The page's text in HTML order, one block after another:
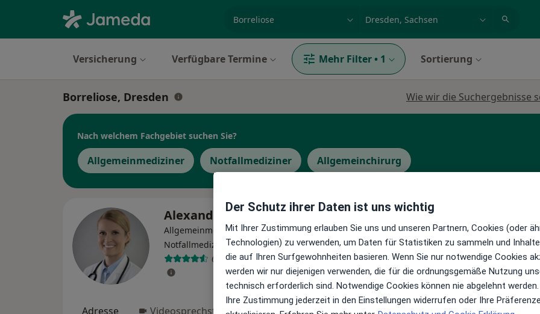
Versicherung Verfügbare Termine Mehr Filter • 1 Sortierung
Borreliose, Dresden Wie wir die Suchergebnisse
Nach welchem Fachgebiet suchen Sie?
Allgemeinmediziner Notfallmediziner Allgemeinchirurg
Alexandra Nitsche
Allgemeinmedizinerin,
Notfallmedizinerin·Mehr
6 Bewertungen
Adresse Videosprechstunde
Heute
7 Aug
Morgen
8 Aug 9 Aug 10 Aug
Online-Terminbuchung nicht verfügbar
Terminanfrage senden
Der Schutz ihrer Daten ist uns wichtig
Mit Ihrer Zustimmung erlauben Sie uns und unseren Partnern, Cookies (oder
Technologien) zu verwenden, um Daten für Statistiken zu sammeln und
die auf Ihren Surfgewohnheiten basieren. Wenn Sie nur notwendige Cookies
werden wir nur diejenigen verwenden, die für die ordnungsgemäße Nutzung
technisch erforderlich sind. Notwendige Cookies können nie abgelehnt werden.
Ihre Zustimmung jederzeit in den Einstellungen widerrufen oder Ihre